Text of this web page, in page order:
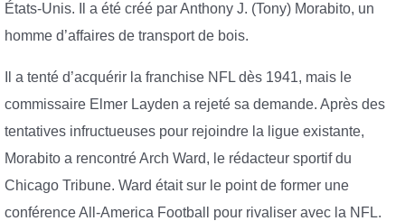
États-Unis. Il a été créé par Anthony J. (Tony) Morabito, un
homme d’affaires de transport de bois.
Il a tenté d’acquérir la franchise NFL dès 1941, mais le
commissaire Elmer Layden a rejeté sa demande. Après des
tentatives infructueuses pour rejoindre la ligue existante,
Morabito a rencontré Arch Ward, le rédacteur sportif du
Chicago Tribune. Ward était sur le point de former une
conférence All-America Football pour rivaliser avec la NFL.